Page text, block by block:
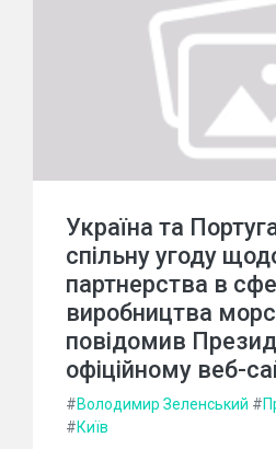
Україна та
спільну угоду
партнерства в
виробництва
повідомив
офіційному веб-
#Володимир Зеленський #
#Київ